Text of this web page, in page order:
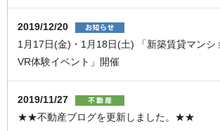
2019/12/20
1月17日(金)・1月18日(土) 「新築賃貸マンシ
VR体験イベント」開催
2019/11/27
★★不動産ブログを更新しました。★★